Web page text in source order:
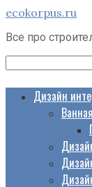
Перейти
контенту
ecokorpus.ru
Все про
Дизайн